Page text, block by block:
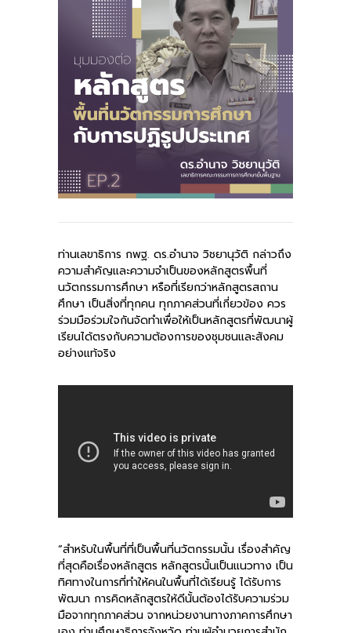
-- รายงานประจำปี
---- ปีการศึกษา 2564
---- ปีการศึกษา 2565
---- ปีการศึกษา 2567
-- รายงานผล กขศ.สพท.
-- เอกสารเผยแพร่
-- รู้จัก พื้นที่นวัตกรรมการศึกษา
-- คณะกรรมการนโยบายพื้นที่นวัตกรรมการศึกษา
-- คณะอนุกรรมการ 6 คณะ
-- ทีมงาน สบน.
ติดต่อเรา
ท่านเลขาธิการ กพฐ. ดร.อำนาจ วิชยานุวัติ กล่าวถึง
ความสำคัญและความจำเป็นของหลักสูตรพื้นที่
นวัตกรรมการศึกษา หรือที่เรียกว่าหลักสูตรสถาน
ศึกษา เป็นสิ่งที่ทุกคน ทุกภาคส่วนที่เกี่ยวข้อง ควร
ร่วมมือร่วมใจกันจัดทำเพื่อให้เป็นหลักสูตรที่พัฒนาผู้
เรียนได้ตรงกับความต้องการของชุมชนและสังคม
อย่างแท้จริง
“สำหรับในพื้นที่ที่เป็นพื้นที่นวัตกรรมนั้น เรื่องสำคัญ
ที่สุดคือเรื่องหลักสูตร หลักสูตรนั้นเป็นแนวทาง เป็น
ทิศทางในการที่ทำให้คนในพื้นที่ได้เรียนรู้ ได้รับการ
พัฒนา การคิดหลักสูตรให้ดีนั้นต้องได้รับความร่วม
มือจากทุกภาคส่วน จากหน่วยงานทางภาคการศึกษา